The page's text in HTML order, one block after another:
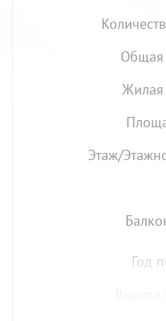
Общая
Этаж/
Год
Высота